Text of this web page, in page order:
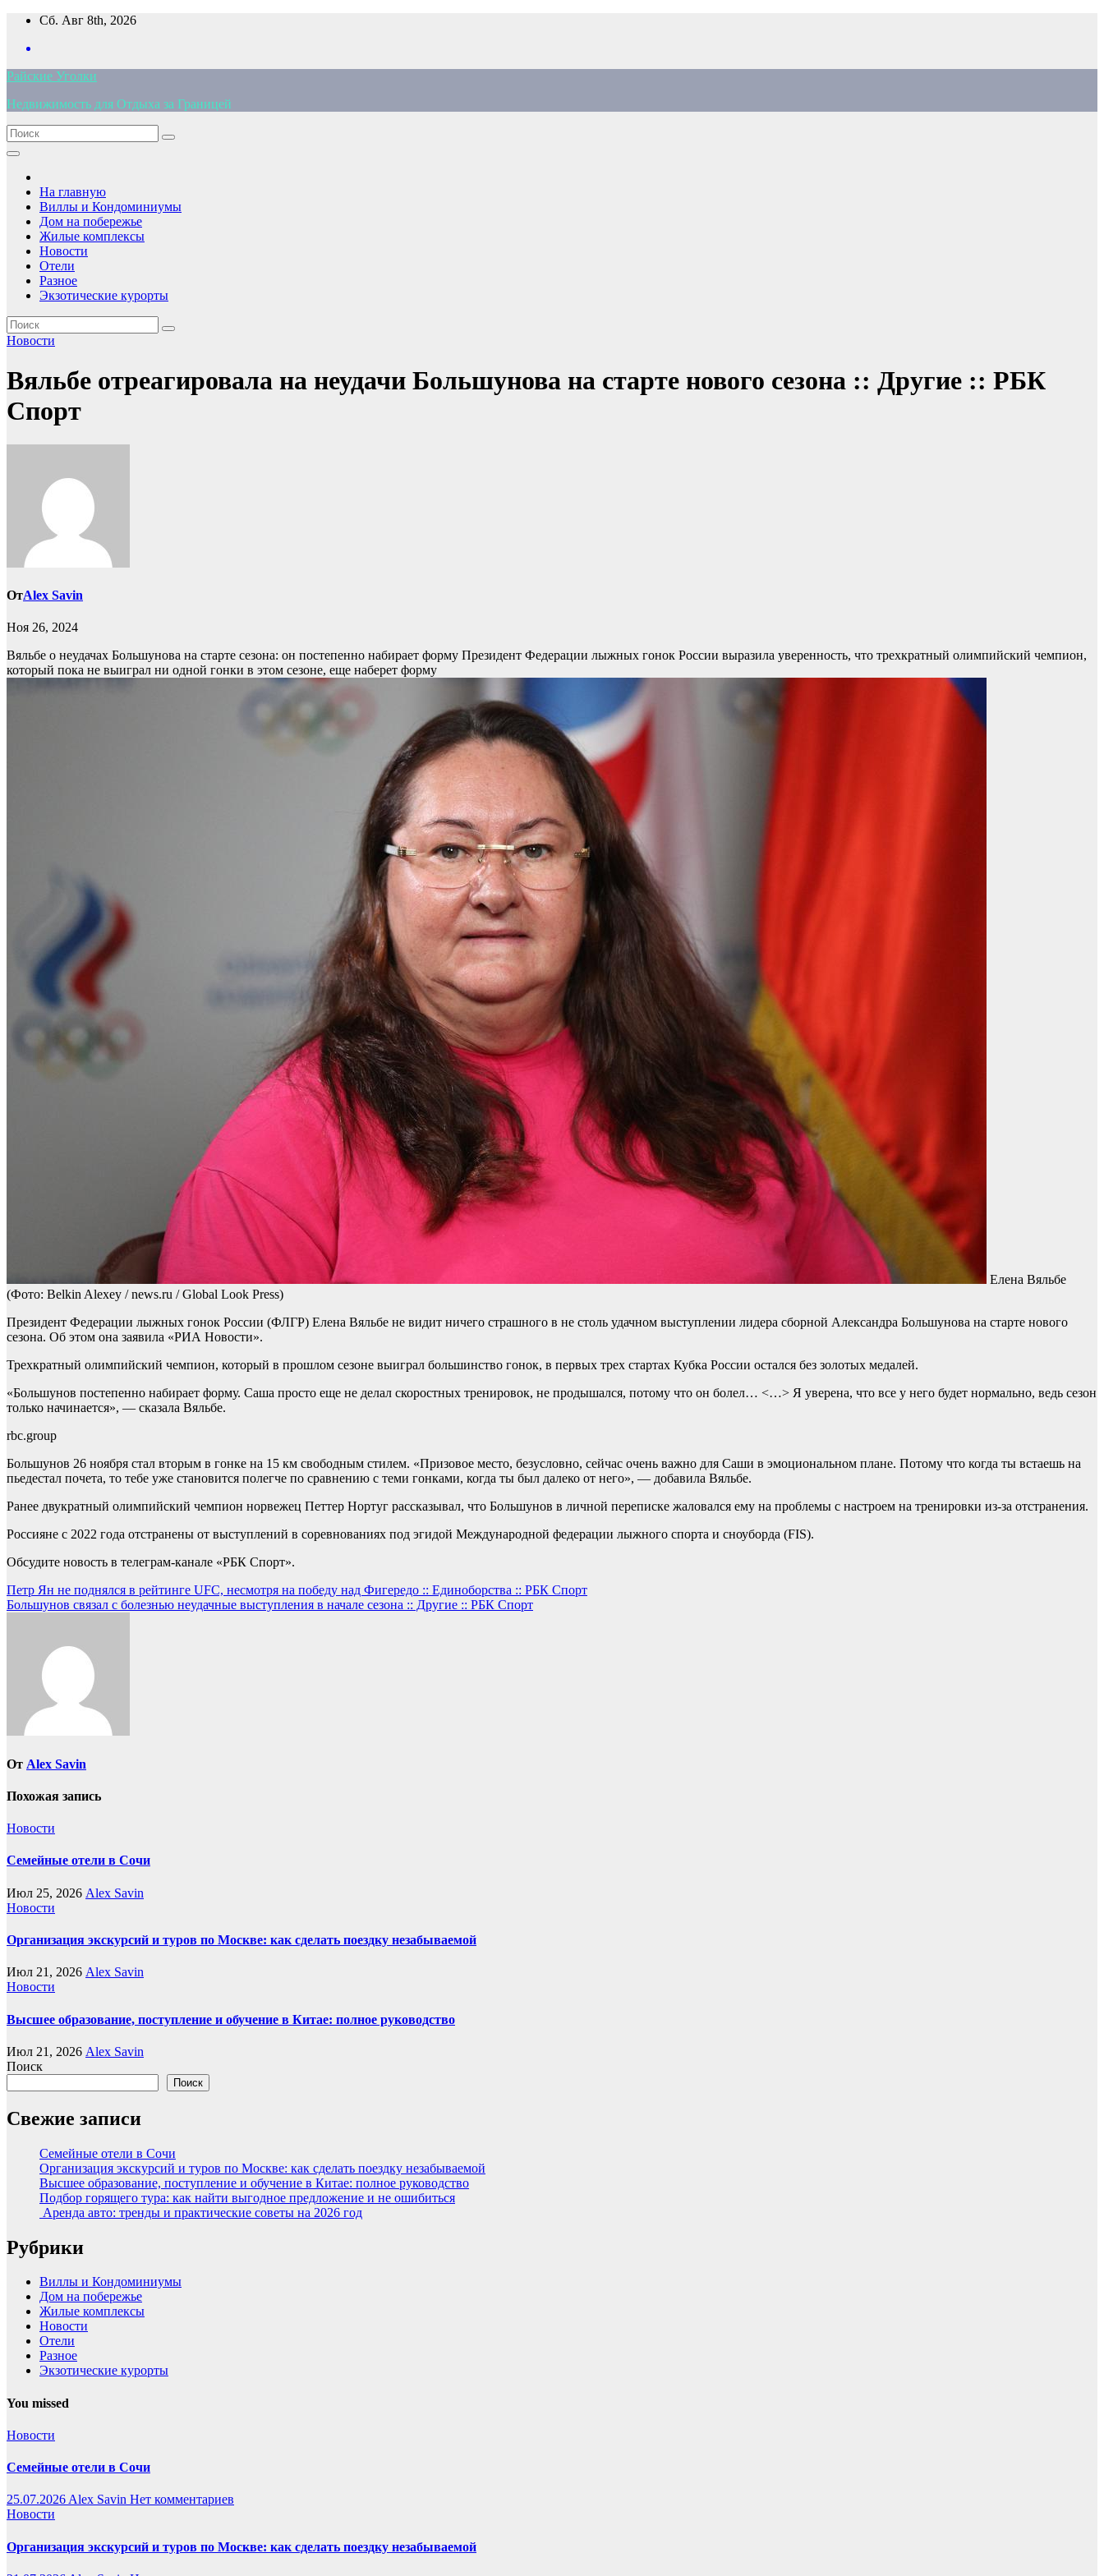
Перейти
содержимому
Сб. Авг 8th, 2026
Райские Уголки
Недвижимость для Отдыха за Границей
На главную
Виллы и Кондоминиумы
Дом на побережье
Жилые комплексы
Новости
Отели
Разное
Экзотические курорты
Новости
Вяльбе отреагировала на неудачи Большунова на старте нового сезона :: Другие :: РБК
Спорт
ОтAlex Savin
Ноя 26, 2024
Вяльбе о неудачах Большунова на старте сезона: он постепенно набирает форму Президент Федерации лыжных гонок России выразила уверенность, что трехкратный олимпийский чемпион,
который пока не выиграл ни одной гонки в этом сезоне, еще наберет форму
Елена Вяльбе
(Фото: Belkin Alexey / news.ru / Global Look Press)
Президент Федерации лыжных гонок России (ФЛГР) Елена Вяльбе не видит ничего страшного в не столь удачном выступлении лидера сборной Александра Большунова на старте нового
сезона. Об этом она заявила «РИА Новости».
Трехкратный олимпийский чемпион, который в прошлом сезоне выиграл большинство гонок, в первых трех стартах Кубка России остался без золотых медалей.
«Большунов постепенно набирает форму. Саша просто еще не делал скоростных тренировок, не продышался, потому что он болел… <…> Я уверена, что все у него будет нормально, ведь сезон
только начинается», — сказала Вяльбе.
rbc.group
Большунов 26 ноября стал вторым в гонке на 15 км свободным стилем. «Призовое место, безусловно, сейчас очень важно для Саши в эмоциональном плане. Потому что когда ты встаешь на
пьедестал почета, то тебе уже становится полегче по сравнению с теми гонками, когда ты был далеко от него», — добавила Вяльбе.
Ранее двукратный олимпийский чемпион норвежец Петтер Нортуг рассказывал, что Большунов в личной переписке жаловался ему на проблемы с настроем на тренировки из-за отстранения.
Россияне с 2022 года отстранены от выступлений в соревнованиях под эгидой Международной федерации лыжного спорта и сноуборда (FIS).
Обсудите новость в телеграм-канале «РБК Спорт».
Навигация
по
Петр Ян не поднялся в рейтинге UFC, несмотря на победу над Фигередо :: Единоборства :: РБК Спорт
Большунов связал с болезнью неудачные выступления в начале сезона :: Другие :: РБК Спорт
От Alex Savin
Похожая запись
Новости
Семейные отели в Сочи
Июл 25, 2026 Alex Savin
Новости
Организация экскурсий и туров по Москве: как сделать поездку незабываемой
Июл 21, 2026 Alex Savin
Новости
Высшее образование, поступление и обучение в Китае: полное руководство
Июл 21, 2026 Alex Savin
Поиск
Поиск
Свежие записи
Семейные отели в Сочи
Организация экскурсий и туров по Москве: как сделать поездку незабываемой
Высшее образование, поступление и обучение в Китае: полное руководство
Подбор горящего тура: как найти выгодное предложение и не ошибиться
Аренда авто: тренды и практические советы на 2026 год
Рубрики
Виллы и Кондоминиумы
Дом на побережье
Жилые комплексы
Новости
Отели
Разное
Экзотические курорты
You missed
Новости
Семейные отели в Сочи
25.07.2026Alex Savin Нет комментариев
Новости
Организация экскурсий и туров по Москве: как сделать поездку незабываемой